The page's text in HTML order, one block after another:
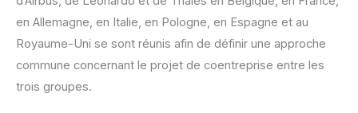
en Allemagne, en Italie, en Pologne, en Espagne et au
Royaume-Uni se sont réunis afin de définir une approche
commune concernant le projet de coentreprise entre les
trois groupes.